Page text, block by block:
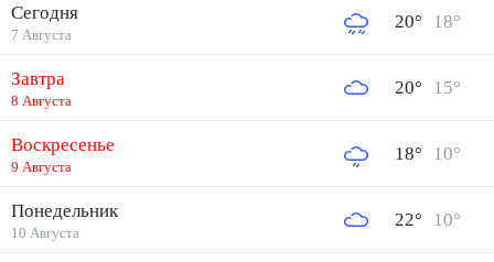
Сегодня
7 Августа
20° 18°
Завтра
8 Августа
20° 15°
Воскресенье
9 Августа
18° 10°
Понедельник
10 Августа
22° 10°